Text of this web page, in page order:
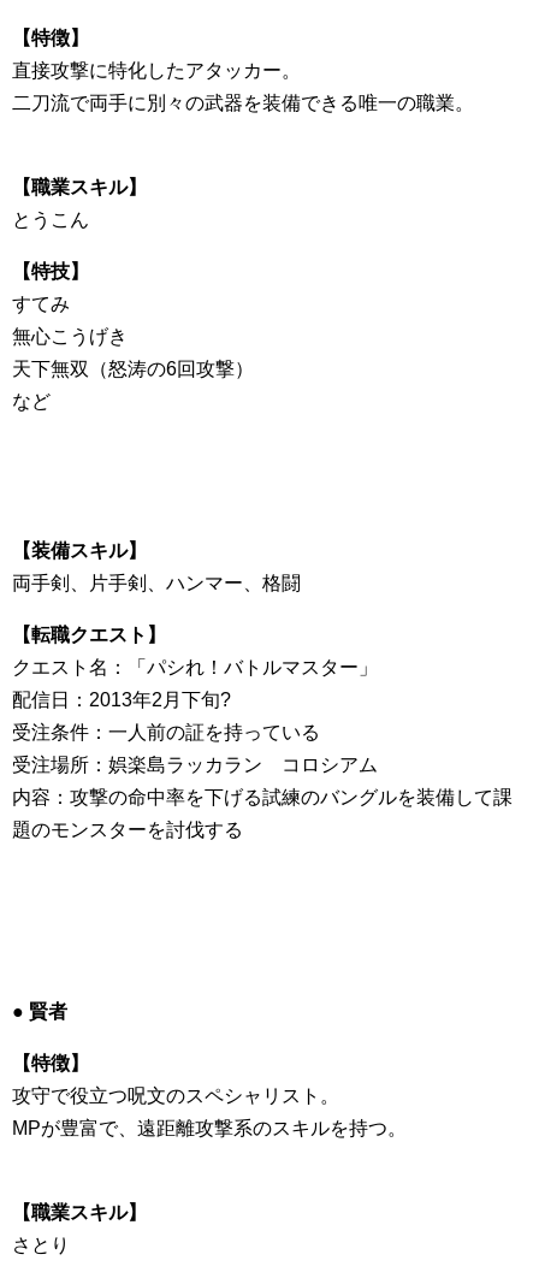
【特徴】
直接攻撃に特化したアタッカー。
二刀流で両手に別々の武器を装備できる唯一の職業。
【職業スキル】
とうこん
【特技】
すてみ
無心こうげき
天下無双（怒涛の6回攻撃）
など
【装備スキル】
両手剣、片手剣、ハンマー、格闘
【転職クエスト】
クエスト名：「パシれ！バトルマスター」
配信日：2013年2月下旬?
受注条件：一人前の証を持っている
受注場所：娯楽島ラッカラン コロシアム
内容：攻撃の命中率を下げる試練のバングルを装備して課
題のモンスターを討伐する
● 賢者
【特徴】
攻守で役立つ呪文のスペシャリスト。
MPが豊富で、遠距離攻撃系のスキルを持つ。
【職業スキル】
さとり